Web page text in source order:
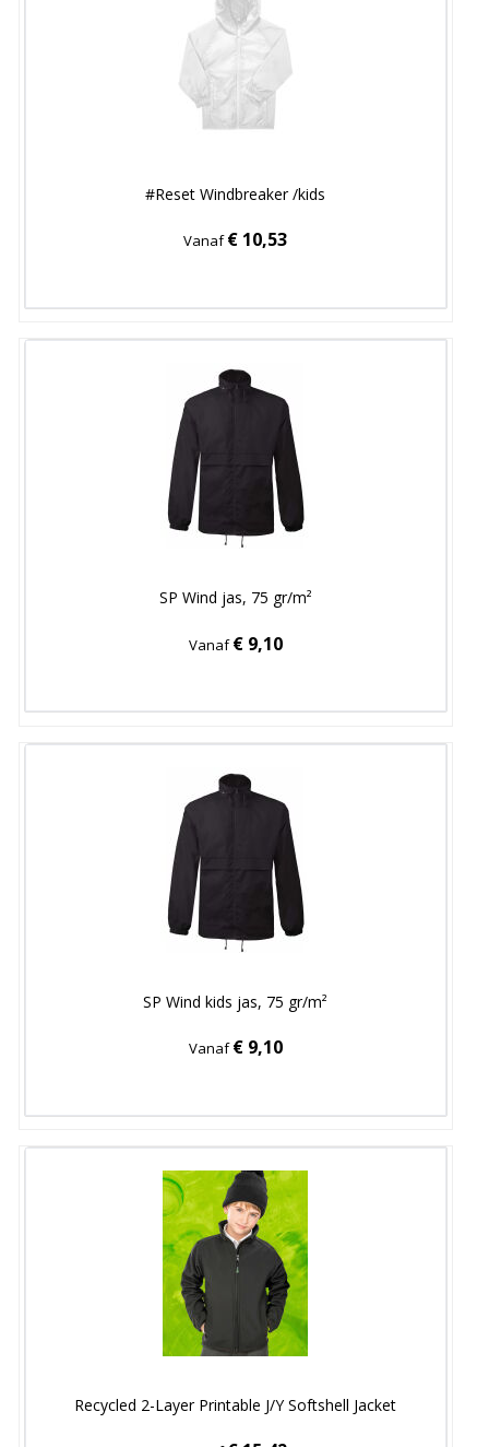
#Reset Windbreaker /kids
Vanaf€ 10,53
SP Wind jas, 75 gr/m²
Vanaf€ 9,10
SP Wind kids jas, 75 gr/m²
Vanaf€ 9,10
Recycled 2-Layer Printable J/Y Softshell Jacket